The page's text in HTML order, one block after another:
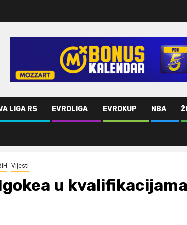
LIGA RS EVROLIGA EVROKUP NBA
Vijesti
u